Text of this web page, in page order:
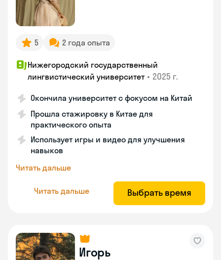
5 2 года опыта
Нижегородский государственный
лингвистический университет • 2025 г.
Окончила университет с фокусом на Китай
Прошла стажировку в Китае для
практического опыта
Использует игры и видео для улучшения
навыков
Читать дальше
Читать дальше Выбрать время
Игорь